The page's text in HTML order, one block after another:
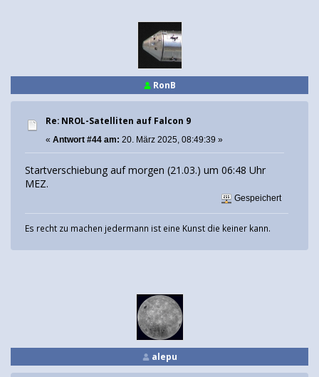
RonB
Re: NROL-Satelliten auf Falcon 9
« Antwort #44 am: 20. März 2025, 08:49:39 »
Startverschiebung auf morgen (21.03.) um 06:48 Uhr
MEZ.
Gespeichert
Es recht zu machen jedermann ist eine Kunst die keiner kann.
alepu